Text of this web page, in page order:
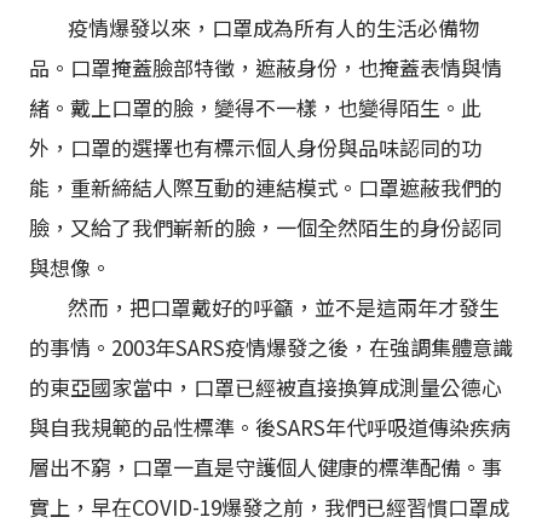
疫情爆發以來，口罩成為所有人的生活必備物
品。口罩掩蓋臉部特徵，遮蔽身份，也掩蓋表情與情
緒。戴上口罩的臉，變得不一樣，也變得陌生。此
外，口罩的選擇也有標示個人身份與品味認同的功
能，重新締結人際互動的連結模式。口罩遮蔽我們的
臉，又給了我們嶄新的臉，一個全然陌生的身份認同
與想像。
然而，把口罩戴好的呼籲，並不是這兩年才發生
的事情。2003年SARS疫情爆發之後，在強調集體意識
的東亞國家當中，口罩已經被直接換算成測量公德心
與自我規範的品性標準。後SARS年代呼吸道傳染疾病
層出不窮，口罩一直是守護個人健康的標準配備。事
實上，早在COVID-19爆發之前，我們已經習慣口罩成